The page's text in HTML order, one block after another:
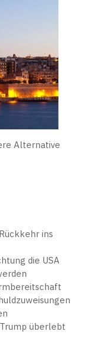
Alternative
ins
die USA
überlebt